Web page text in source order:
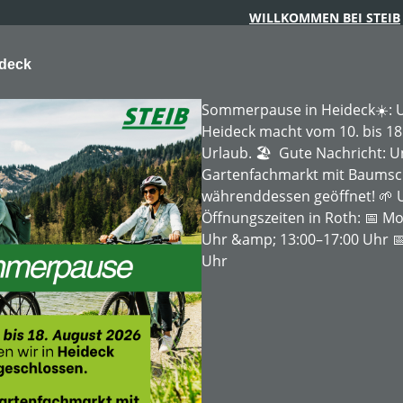
WILLKOMMEN BEI STEIB
FORSTTECHNIK BAUMSCHULE
(Honda Motor)
Sommerpause in Heideck☀️:
Heideck macht vom 10. bis
Urlaub. 🏖️ Gute Nachricht:
Gartenfachmarkt mit
währenddessen geöffnet! 🌱
Öffnungszeiten in Roth: 📅
Uhr &amp; 13:00–17:00 Uhr
Uhr